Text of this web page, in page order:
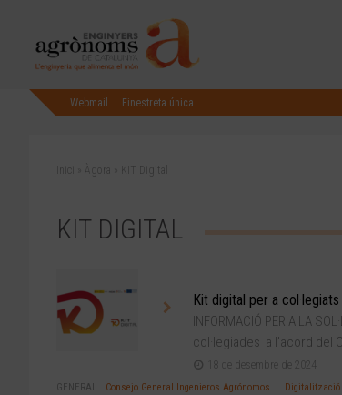
Webmail Finestreta única
Inici Àgora KIT Digital
KIT DIGITAL
Kit digital per a
INFORMACIÓ PER A LA
col·legiades a l’acord del
18 de desembre de 2024
GENERAL Consejo General Ingenieros Agrónomos Digitalització